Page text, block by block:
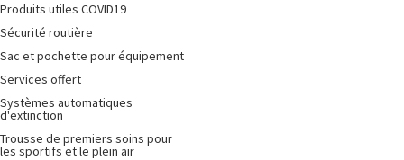
Produits utiles COVID19
Sécurité routière
Sac et pochette pour équipement
Services offert
Systèmes automatiques
d'extinction
Trousse de premiers soins pour
les sportifs et le plein air